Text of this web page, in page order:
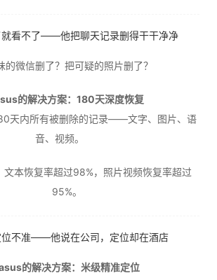
就看不了——他把聊天记录删得干干净净
的微信删了？把可疑的照片删了？
的解决方案：180天深度恢复
天内所有被删除的记录——文字、图片、语
音、视频。
文本恢复率超过98%，照片视频恢复率超过
95%。
位不准——他说在公司，定位却在酒店
的解决方案：米级精准定位